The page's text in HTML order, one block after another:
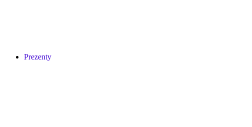
Prezenty